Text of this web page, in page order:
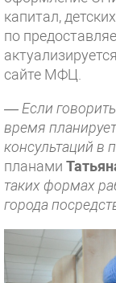
капитал,
по
сайте МФЦ.
— Если
время
консультаций в
планами
таких формах
города